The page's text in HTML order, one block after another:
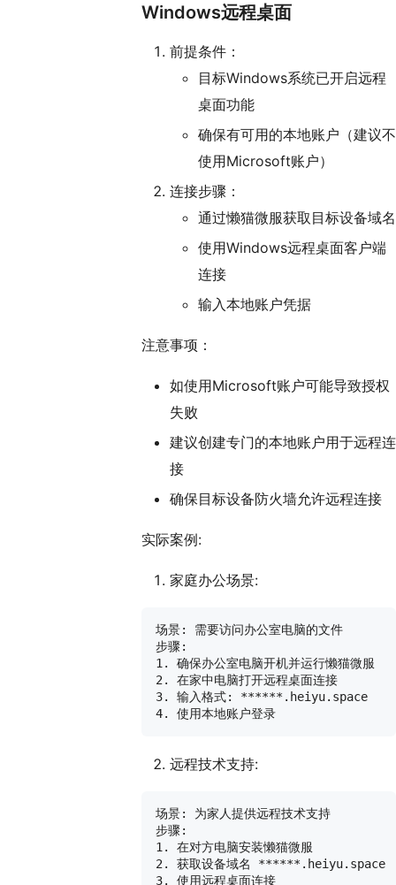
Windows远程桌面
前提条件：
目标Windows系统已开启远程
桌面功能
确保有可用的本地账户（建议不
使用Microsoft账户）
连接步骤：
通过懒猫微服获取目标设备域名
使用Windows远程桌面客户端
连接
输入本地账户凭据
注意事项：
如使用Microsoft账户可能导致授权
失败
建议创建专门的本地账户用于远程连
接
确保目标设备防火墙允许远程连接
实际案例:
家庭办公场景:
场景: 需要访问办公室电脑的文件
步骤:
1. 确保办公室电脑开机并运行懒猫微服
2. 在家中电脑打开远程桌面连接
3. 输入格式: ******.heiyu.space
远程技术支持:
场景: 为家人提供远程技术支持
步骤:
1. 在对方电脑安装懒猫微服
2. 获取设备域名 ******.heiyu.space
3. 使用远程桌面连接